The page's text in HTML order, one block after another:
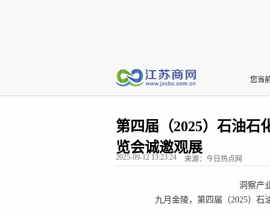
您当
第四届（2025）石油石
览会诚邀观展
2025-09-12 13:23:24 来源：今日热点网
洞察产
九月金陵，第四届（2025）石